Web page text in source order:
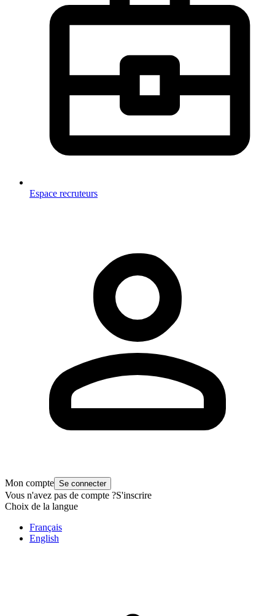
Espace recruteurs
Mon compte Se connecter
Vous n'avez pas de compte ?S'inscrire
Choix de la langue
Français
English